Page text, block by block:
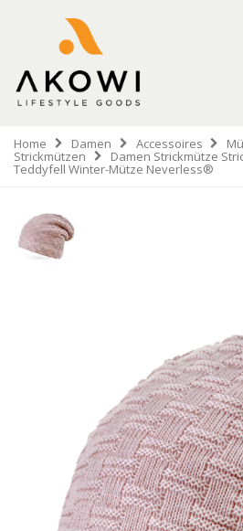
Home Damen Accessoires
Strickmützen Damen Strickmütze
Teddyfell Winter-Mütze Neverless®